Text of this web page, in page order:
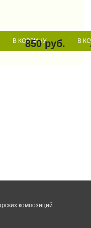
В КОРЗИНУ
850 руб. В